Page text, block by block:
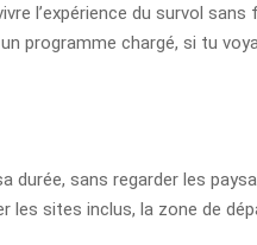
l’expérience du survol
programme chargé, si tu
sans regarder les
sites inclus, la zone de